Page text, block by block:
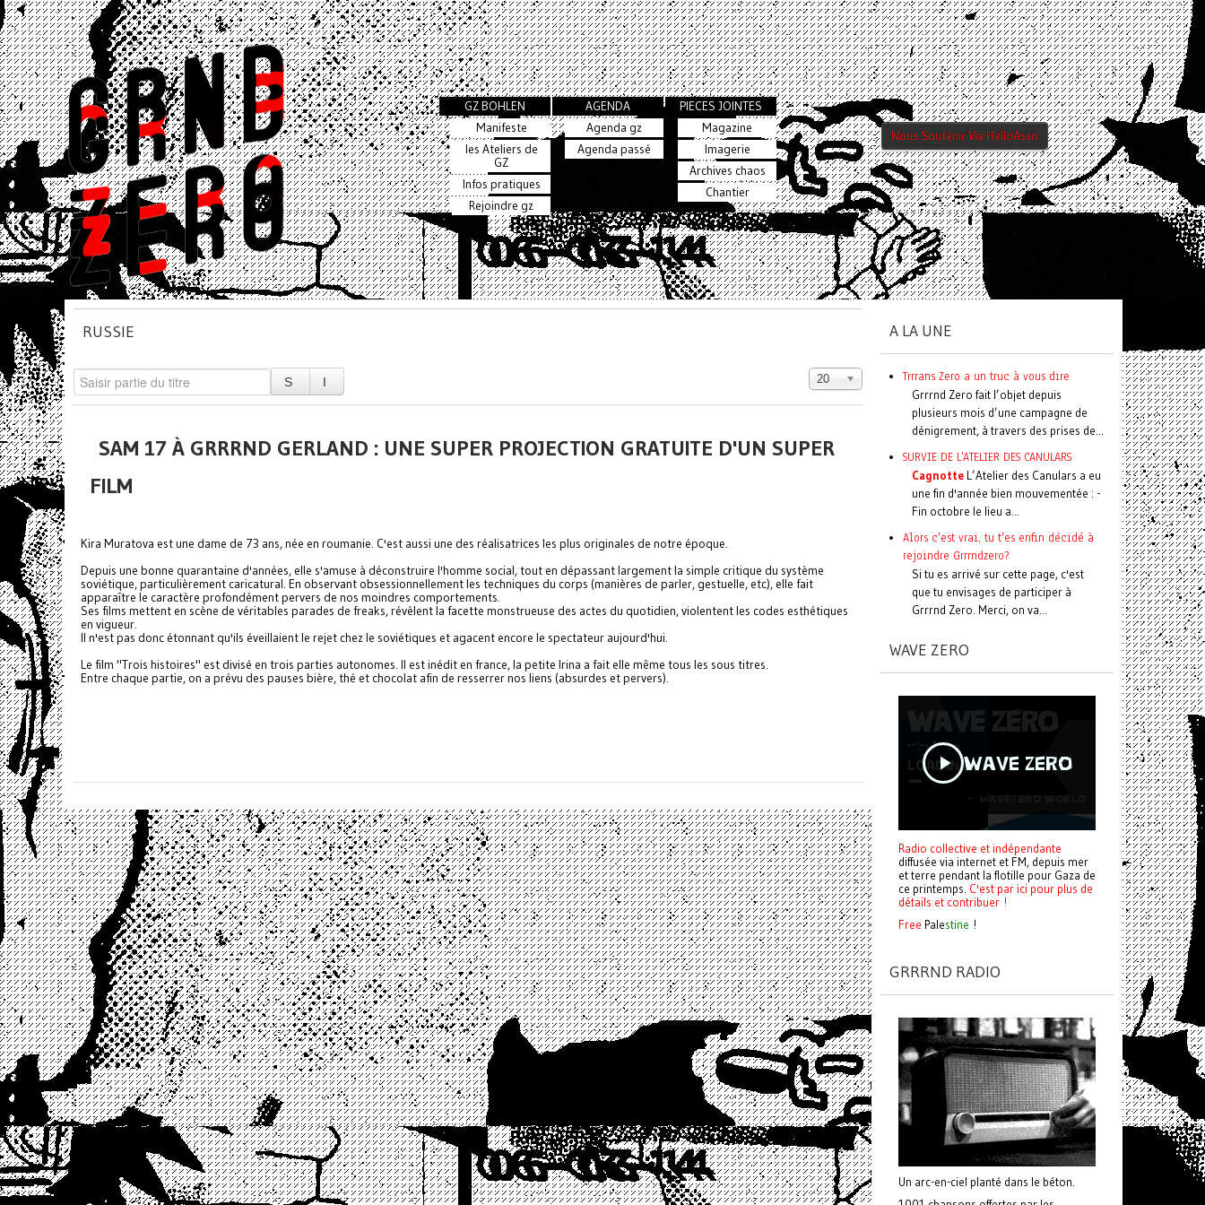
GZ BOHLEN
Manifeste
les Ateliers de
GZ
Infos pratiques
Rejoindre gz
AGENDA
Agenda gz
Agenda passé
PIECES JOINTES
Magazine
Imagerie
Archives chaos
Chantier
Nous Soutenir Via HelloAsso
RUSSIE
20
SAM 17 À GRRRND GERLAND : UNE SUPER PROJECTION GRATUITE D'UN SUPER
FILM
Kira Muratova est une dame de 73 ans, née en roumanie. C'est aussi une des réalisatrices les plus originales de notre époque.
Depuis une bonne quarantaine d'années, elle s'amuse à déconstruire l'homme social, tout en dépassant largement la simple critique du système
soviétique, particulièrement caricatural. En observant obsessionnellement les techniques du corps (manières de parler, gestuelle, etc), elle fait
apparaître le caractère profondément pervers de nos moindres comportements.
Ses films mettent en scène de véritables parades de freaks, révèlent la facette monstrueuse des actes du quotidien, violentent les codes esthétiques
en vigueur.
Il n'est pas donc étonnant qu'ils éveillaient le rejet chez le soviétiques et agacent encore le spectateur aujourd'hui.
Le film "Trois histoires" est divisé en trois parties autonomes. Il est inédit en france, la petite Irina a fait elle même tous les sous titres.
Entre chaque partie, on a prévu des pauses bière, thé et chocolat afin de resserrer nos liens (absurdes et pervers).
A LA UNE
Trrrans Zero a un truc à vous dire
Grrrnd Zero fait l’objet depuis
plusieurs mois d’une campagne de
dénigrement, à travers des prises de...
SURVIE DE L'ATELIER DES CANULARS
Cagnotte L’Atelier des Canulars a eu
une fin d'année bien mouvementée : -
Fin octobre le lieu a...
Alors c'est vrai, tu t'es enfin décidé à
rejoindre Grrrndzero?
Si tu es arrivé sur cette page, c'est
que tu envisages de participer à
Grrrnd Zero. Merci, on va...
WAVE ZERO
Radio collective et indépendante
diffusée via internet et FM, depuis mer
et terre pendant la flotille pour Gaza de
ce printemps. C'est par ici pour plus de
détails et contribuer !
Free Palestine !
GRRRND RADIO
Un arc-en-ciel planté dans le béton.